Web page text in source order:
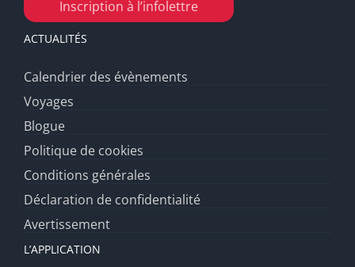
Inscription à l’infolettre
ACTUALITÉS
Calendrier des évènements
Voyages
Blogue
Politique de cookies
Conditions générales
Déclaration de confidentialité
Avertissement
L’APPLICATION